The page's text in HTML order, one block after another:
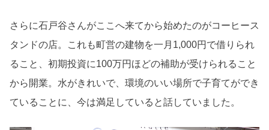
さらに石戸谷さんがここへ来てから始めたのがコーヒース
タンドの店。これも町営の建物を一月1,000円で借りられ
ること、初期投資に100万円ほどの補助が受けられること
から開業。水がきれいで、環境のいい場所で子育てができ
ていることに、今は満足していると話していました。